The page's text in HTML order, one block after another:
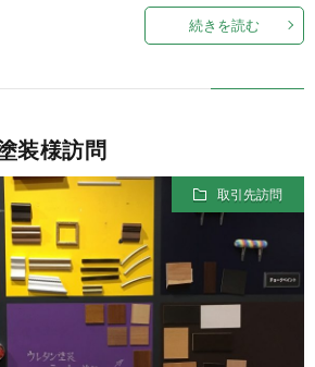
続きを読む
装様訪問
取引先訪問